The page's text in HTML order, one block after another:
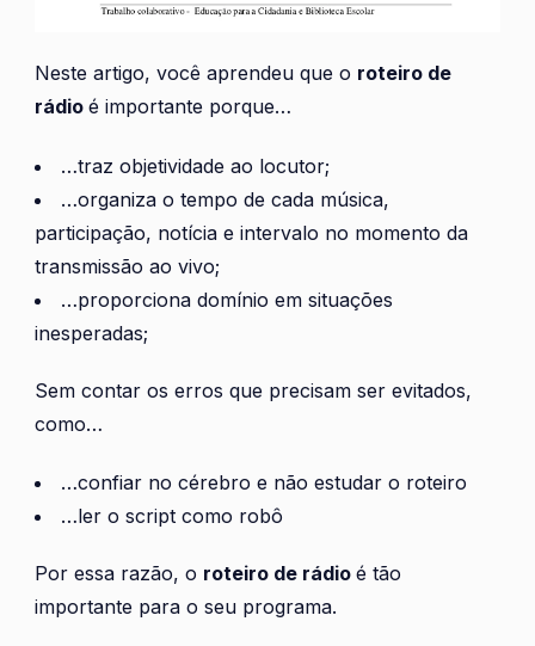
Neste artigo, você aprendeu que o roteiro de
rádio é importante porque…
…traz objetividade ao locutor;
…organiza o tempo de cada música,
participação, notícia e intervalo no momento da
transmissão ao vivo;
…proporciona domínio em situações
inesperadas;
Sem contar os erros que precisam ser evitados,
como…
…confiar no cérebro e não estudar o roteiro
…ler o script como robô
Por essa razão, o roteiro de rádio é tão
importante para o seu programa.